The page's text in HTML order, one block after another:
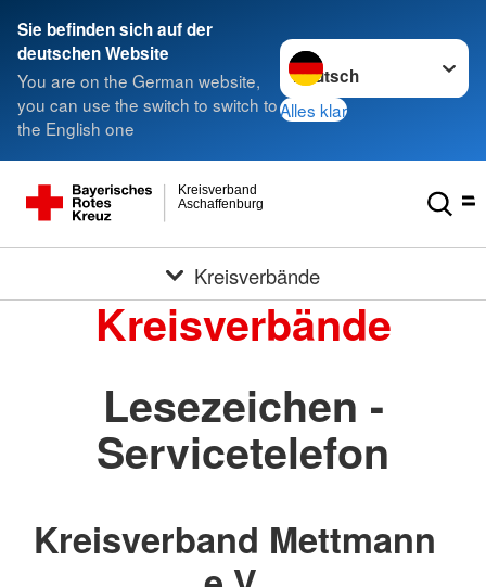
Sie befinden sich auf der
deutschen Website
You are on the German website,
you can use the switch to switch to
the English one
Sprache wechseln zu
Alles klar
Aschaffenburg
Kreisverband
Kreisverbände
Kreisverbände
Lesezeichen -
Servicetelefon
Kreisverband Mettmann